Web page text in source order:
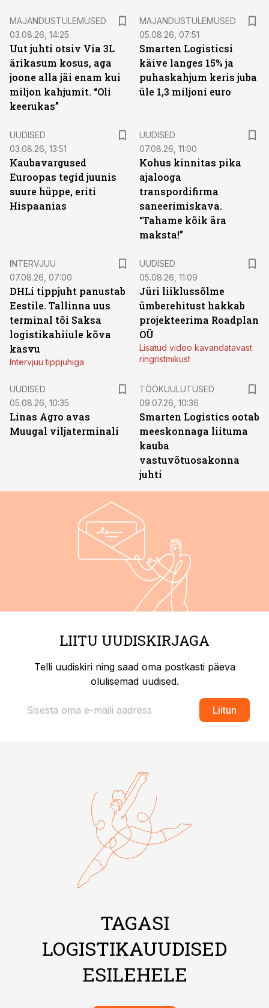
MAJANDUSTULEMUSED
03.08.26, 14:25
Uut juhti otsiv Via 3L
ärikasum kosus, aga
joone alla jäi enam kui
miljon kahjumit. “Oli
keerukas”
MAJANDUSTULEMUSED
05.08.26, 07:51
Smarten Logisticsi
käive langes 15% ja
puhaskahjum keris juba
üle 1,3 miljoni euro
UUDISED
03.08.26, 13:51
Kaubavargused
Euroopas tegid juunis
suure hüppe, eriti
Hispaanias
UUDISED
07.08.26, 11:00
Kohus kinnitas pika
ajalooga
transpordifirma
saneerimiskava.
“Tahame kõik ära
maksta!”
INTERVJUU
07.08.26, 07:00
DHLi tippjuht panustab
Eestile. Tallinna uus
terminal tõi Saksa
logistikahiiule kõva
kasvu
Intervjuu tippjuhiga
UUDISED
05.08.26, 11:09
Jüri liiklussõlme
ümberehitust hakkab
projekteerima Roadplan
OÜ
Lisatud video kavandatavast
ringristmikust
UUDISED
05.08.26, 10:35
Linas Agro avas
Muugal viljaterminali
TÖÖKUULUTUSED
09.07.26, 10:36
Smarten Logistics ootab
meeskonnaga liituma
kauba
vastuvõtuosakonna
juhti
LIITU UUDISKIRJAGA
Telli uudiskiri ning saad oma postkasti päeva
olulisemad uudised.
Liitun
TAGASI
LOGISTIKAUUDISED
ESILEHELE